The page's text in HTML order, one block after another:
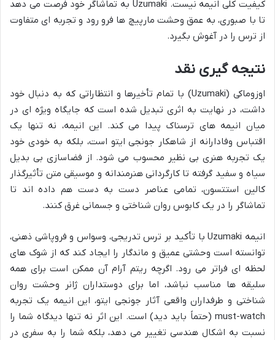
کیفیت کلی انیمه نیست. Uzumaki به تماشاگر خود فرصت می دهد
تا با صبوری، به عمق وحشت مارپیچ ها فرو رود و تجربه ای متفاوت
از ترس را در آغوش بگیرد.
نتیجه گیری نقد
اوزوماکی (Uzumaki) با تمام تأخیرها و انتظاراتی که به دنبال خود
داشت، در نهایت به اثری تبدیل شده است که جایگاه ویژه ای در
میان انیمه های ترسناک پیدا می کند. این انیمه، نه تنها یک
اقتباس وفادارانه از شاهکار جونجی ایتو است، بلکه به خودی خود
یک تجربه هنری بی نظیر محسوب می شود. از فضاسازی بی بدیل
سیاه و سفید گرفته تا کارگردانی هنرمندانه و موسیقی متن تأثیرگذار
کالین استتسون، تمامی عناصر دست به دست هم داده اند تا
تماشاگر را در یک کابوس روان شناختی و جسمانی غرق کنند.
انیمه Uzumakiبا تأکید بر ترس تدریجی، وسواس و فروپاشی ذهنی،
توانسته است وحشتی عمیق و ماندگار را ایجاد کند که از شوک های
لحظه ای فراتر می رود. اگرچه ریتم آرام آن ممکن است برای همه
سلیقه ها مناسب نباشد، اما برای دوستداران ژانر وحشت روان
شناختی و طرفداران واقعی آثار جونجی ایتو، این انیمه یک تجربه
must-watch (حتماً باید دید) است. این اثر نه تنها دیدگاه شما را
نسبت به اشکال هندسی تغییر می دهد، بلکه شما را به سفری در